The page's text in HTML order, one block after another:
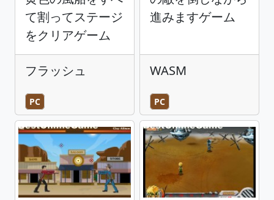
て割ってステージ
をクリアゲーム
フラッシュ
PC
進みますゲーム
WASM
PC